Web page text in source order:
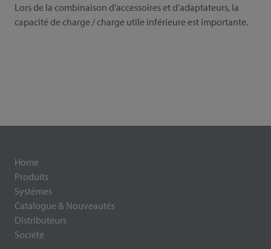
Lors de la combinaison d'accessoires et d'adaptateurs, la
capacité de charge / charge utile inférieure est importante.
Home
Produits
Systèmes
Catalogue & Nouveautés
Distributeurs
Société